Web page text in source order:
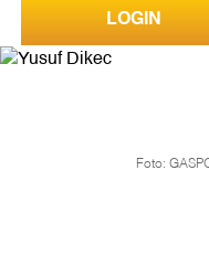
LOGIN
Foto: